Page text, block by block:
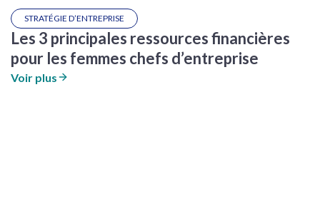
STRATÉGIE D’ENTREPRISE
Les 3 principales ressources financières
pour les femmes chefs d’entreprise
Voir plus